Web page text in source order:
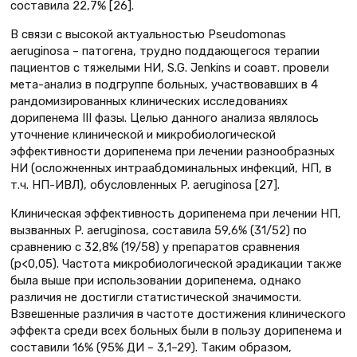
составила 22,7% [26].
В связи с высокой актуальностью Pseudomonas
aeruginosa – патогена, трудно поддающегося терапии
пациентов с тяжелыми НИ, S.G. Jenkins и соавт. провели
мета-анализ в подгруппе больных, участвовавших в 4
рандомизированных клинических исследованиях
дорипенема III фазы. Целью данного анализа являлось
уточнение клинической и микробиологической
эффективности дорипенема при лечении разнообразных
НИ (осложненных интраабдоминальных инфекций, НП, в
т.ч. НП-ИВЛ), обусловленных P. aeruginosa [27].
Клиническая эффективность дорипенема при лечении НП,
вызванных P. aeruginosa, составила 59,6% (31/52) по
сравнению с 32,8% (19/58) у препаратов сравнения
(p<0,05). Частота микробиологической эрадикации также
была выше при использовании дорипенема, однако
различия не достигли статистической значимости.
Взвешенные различия в частоте достижения клинического
эффекта среди всех больных были в пользу дорипенема и
составили 16% (95% ДИ – 3,1–29). Таким образом,